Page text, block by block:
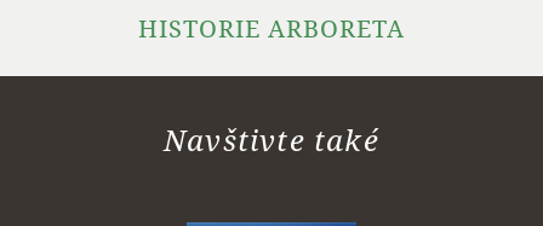
HISTORIE ARBORETA
Navštivte také